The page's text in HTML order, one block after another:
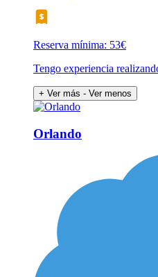
Reserva mínima: 53€
Tengo experiencia
+ Ver más - Ver menos
Orlando